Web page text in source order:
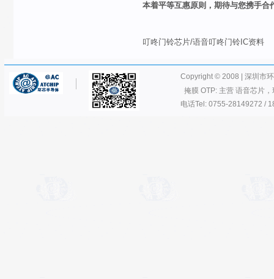
本着平等互惠原则，期待与您携手合
叮咚门铃芯片/语音叮咚门铃IC
Copyright © 2008 | 深圳市
掩膜 OTP: 主营 语音芯片
电话Tel: 0755-28149272 /